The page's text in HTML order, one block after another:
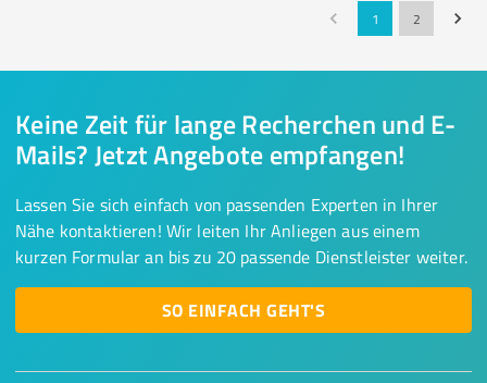
1 2
Keine Zeit für lange Recherchen und E-
Mails? Jetzt Angebote empfangen!
Lassen Sie sich einfach von passenden Experten in Ihrer
Nähe kontaktieren! Wir leiten Ihr Anliegen aus einem
kurzen Formular an bis zu 20 passende Dienstleister weiter.
SO EINFACH GEHT'S